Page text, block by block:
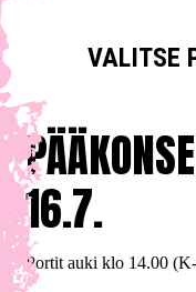
VALITSE
16.7.
Portit auki klo 14.00